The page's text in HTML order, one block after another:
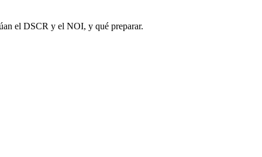
el DSCR y el NOI, y qué preparar.